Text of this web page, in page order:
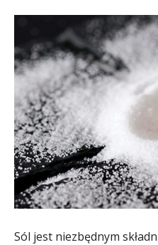
Sól jest niezbędnym